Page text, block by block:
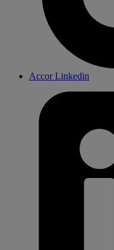
Accor Linkedin